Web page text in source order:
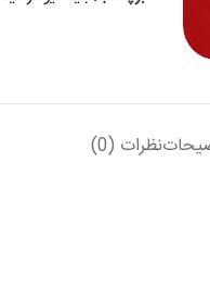
نظرات (0)